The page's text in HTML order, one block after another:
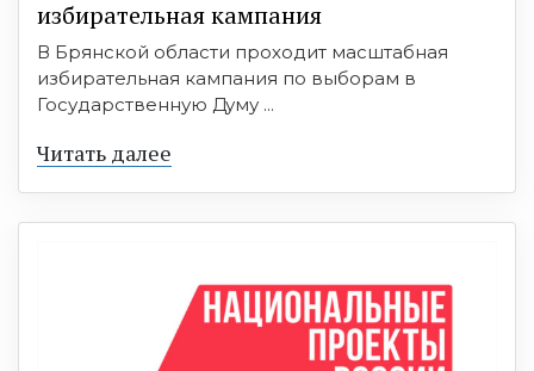
избирательная кампания
В Брянской области проходит масштабная
избирательная кампания по выборам в
Государственную Думу ...
Читать далее